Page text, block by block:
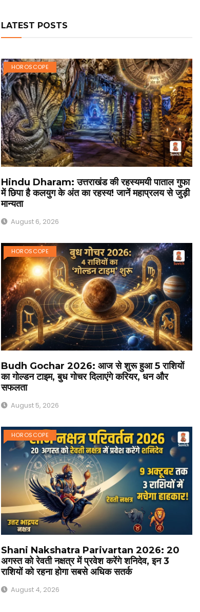
LATEST POSTS
HOROSCOPE
Hindu Dharam: उत्तराखंड की रहस्यमयी पाताल गुफा
में छिपा है कलयुग के अंत का रहस्य! जानें महाप्रलय से जुड़ी
मान्यता
August 6, 2026
HOROSCOPE
Budh Gochar 2026: आज से शुरू हुआ 5 राशियों
का गोल्डन टाइम, बुध गोचर दिलाएंगे करियर, धन और
सफलता
August 5, 2026
HOROSCOPE
Shani Nakshatra Parivartan 2026: 20
अगस्त को रेवती नक्षत्र में प्रवेश करेंगे शनिदेव, इन 3
राशियों को रहना होगा सबसे अधिक सतर्क
August 4, 2026